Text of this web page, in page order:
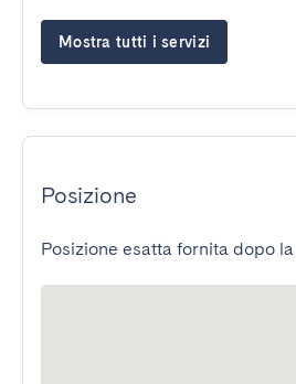
Mostra tutti i servizi
Posizione
Posizione esatta fornita dopo